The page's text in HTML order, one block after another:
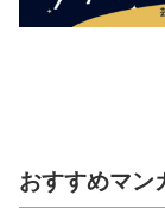
おすすめマン